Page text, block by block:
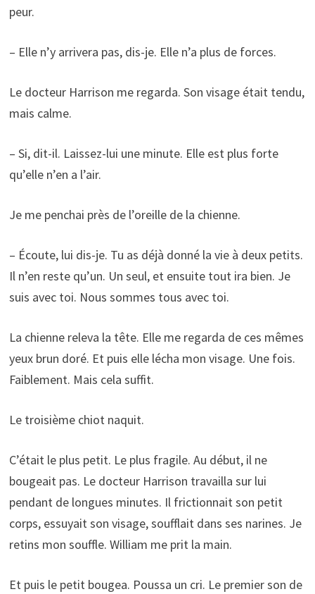
peur.
– Elle n’y arrivera pas, dis-je. Elle n’a plus de forces.
Le docteur Harrison me regarda. Son visage était tendu,
mais calme.
– Si, dit-il. Laissez-lui une minute. Elle est plus forte
qu’elle n’en a l’air.
Je me penchai près de l’oreille de la chienne.
– Écoute, lui dis-je. Tu as déjà donné la vie à deux petits.
Il n’en reste qu’un. Un seul, et ensuite tout ira bien. Je
suis avec toi. Nous sommes tous avec toi.
La chienne releva la tête. Elle me regarda de ces mêmes
yeux brun doré. Et puis elle lécha mon visage. Une fois.
Faiblement. Mais cela suffit.
Le troisième chiot naquit.
C’était le plus petit. Le plus fragile. Au début, il ne
bougeait pas. Le docteur Harrison travailla sur lui
pendant de longues minutes. Il frictionnait son petit
corps, essuyait son visage, soufflait dans ses narines. Je
retins mon souffle. William me prit la main.
Et puis le petit bougea. Poussa un cri. Le premier son de